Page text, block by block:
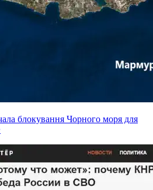
блокування Чорного моря для